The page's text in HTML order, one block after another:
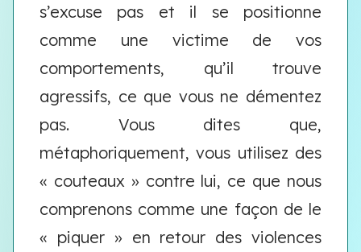
s’excuse pas et il se positionne
comme une victime de vos
comportements, qu’il trouve
agressifs, ce que vous ne démentez
pas. Vous dites que,
métaphoriquement, vous utilisez des
« couteaux » contre lui, ce que nous
comprenons comme une façon de le
« piquer » en retour des violences